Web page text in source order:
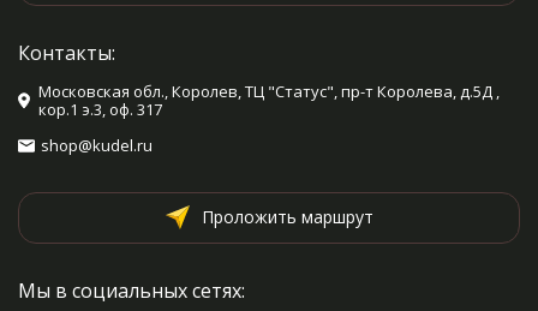
Контакты:
Московская обл., Королев, ТЦ "Статус", пр-т Королева, д.5Д ,
кор.1 э.3, оф. 317
shop@kudel.ru
Проложить маршрут
Мы в социальных сетях: